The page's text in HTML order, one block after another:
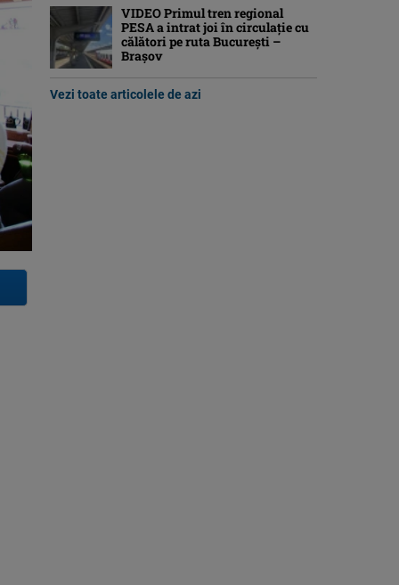
VIDEO Primul tren regional
PESA a intrat joi în circulație cu
călători pe ruta București –
Brașov
Vezi toate articolele de azi